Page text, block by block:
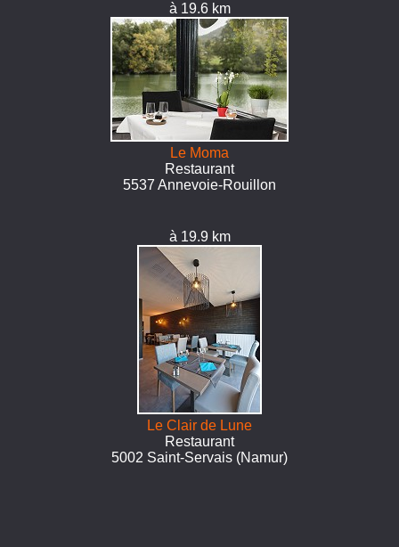
à 19.6 km
Le Moma
Restaurant
5537 Annevoie-Rouillon
à 19.9 km
Le Clair de Lune
Restaurant
5002 Saint-Servais (Namur)